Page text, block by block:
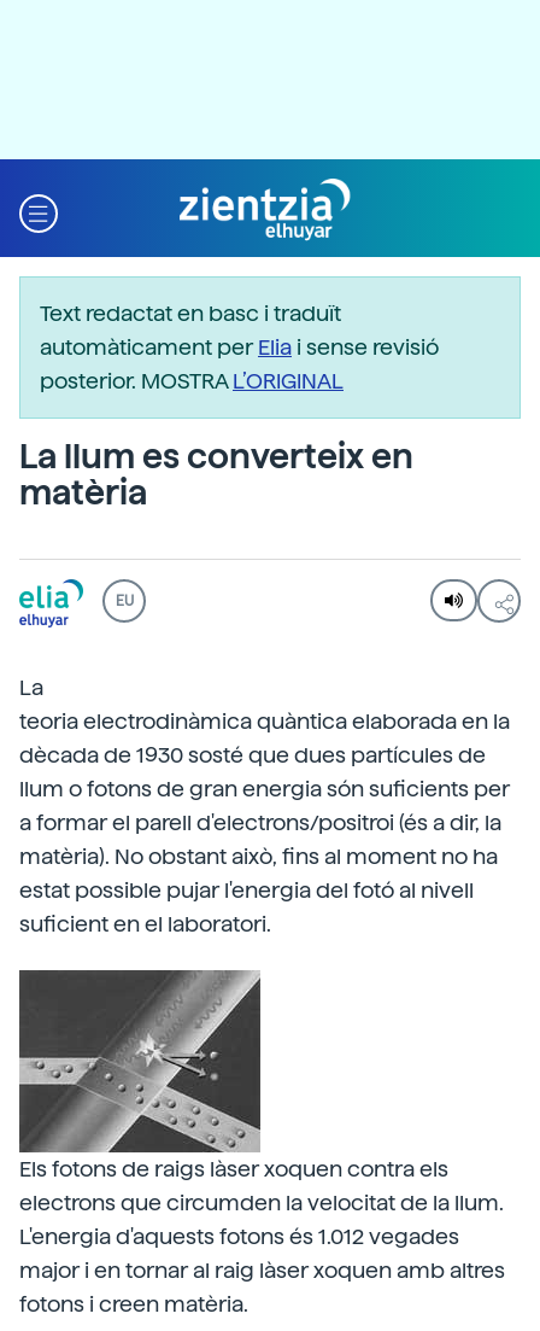
Text redactat en basc i traduït
automàticament perElia i sense revisió
posterior. MOSTRAL’ORIGINAL
La llum es converteix en
matèria
EU
La
teoria electrodinàmica quàntica elaborada en la
dècada de 1930 sosté que dues partícules de
llum o fotons de gran energia són suficients per
a formar el parell d'electrons/positroi (és a dir, la
matèria). No obstant això, fins al moment no ha
estat possible pujar l'energia del fotó al nivell
suficient en el laboratori.
Els fotons de raigs làser xoquen contra els
electrons que circumden la velocitat de la llum.
L'energia d'aquests fotons és 1.012 vegades
major i en tornar al raig làser xoquen amb altres
fotons i creen matèria.